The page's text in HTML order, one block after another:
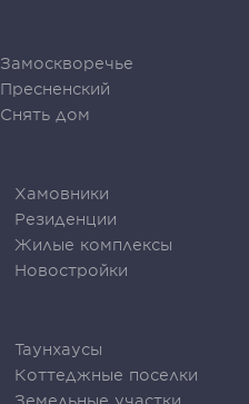
Замоскворечье
Пресненский
Снять дом
Хамовники
Резиденции
Жилые комплексы
Новостройки
Таунхаусы
Коттеджные поселки
Земельные участки